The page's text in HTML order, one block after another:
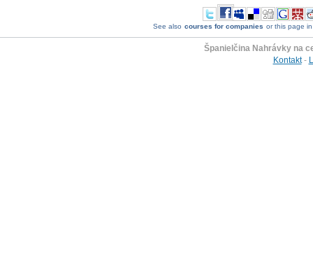
See also courses for companies or this page
Španielčina Nahrávky na
Kontakt-